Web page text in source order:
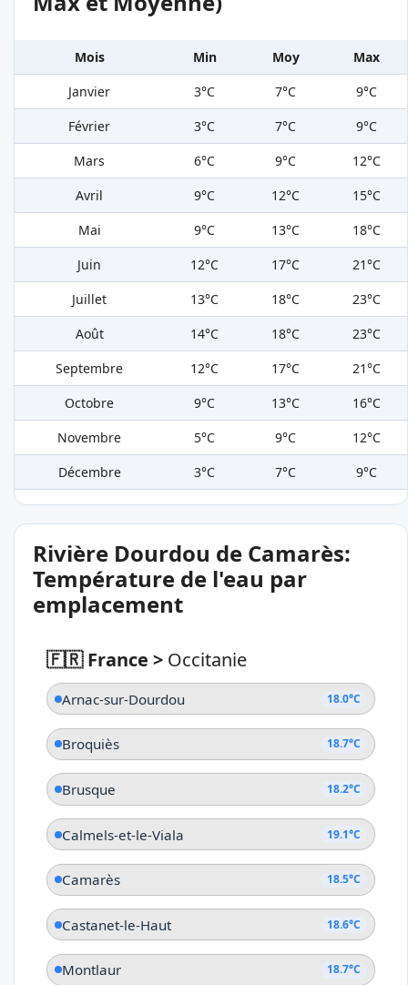
Mois Min Moy
Max
Janvier
3°C 7°C
9°C
Février
3°C 7°C
9°C
Mars
6°C 9°C
12°C
Avril
9°C 12°C
15°C
Mai
9°C 13°C
18°C
Juin
12°C 17°C
21°C
Juillet
13°C 18°C
23°C
Août
14°C 18°C
23°C
Septembre
12°C 17°C
21°C
Octobre
9°C 13°C
16°C
Novembre
5°C 9°C
12°C
Décembre
3°C 7°C 9°C
Rivière Dourdou de Camarès:
Température de l'eau par
emplacement
🇫🇷 France > Occitanie
Arnac-sur-Dourdou 18.0°C
Broquiès 18.7°C
Brusque 18.2°C
Calmels-et-le-Viala 19.1°C
Camarès 18.5°C
Castanet-le-Haut 18.6°C
Montlaur 18.7°C